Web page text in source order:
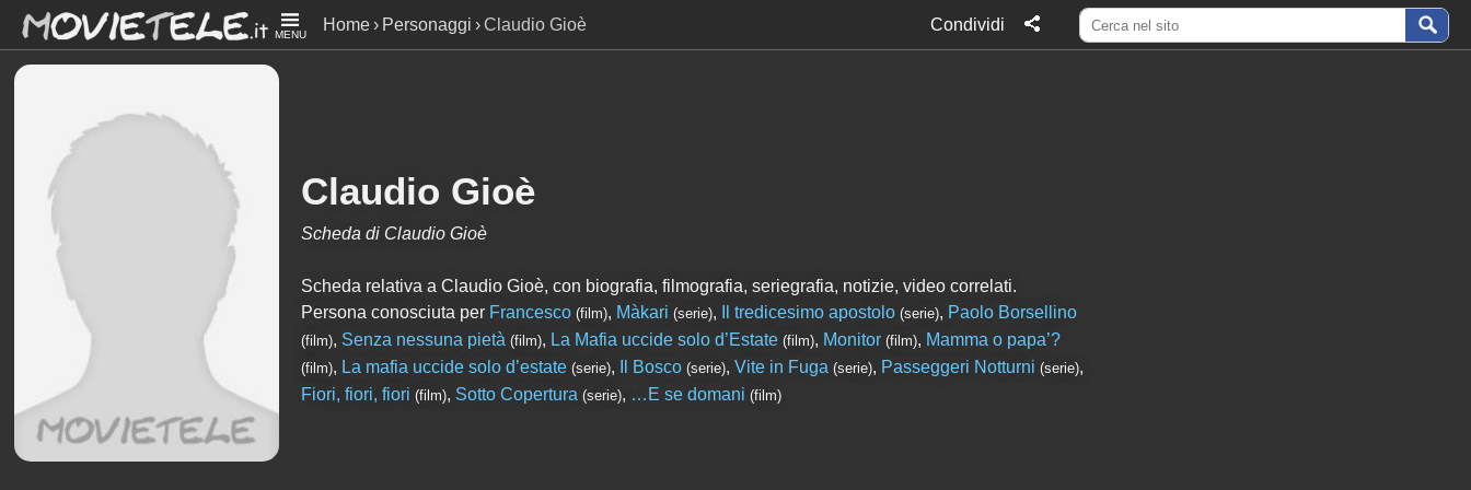
MENU
Home Personaggi Claudio Gioè Condividi
Claudio Gioè
Scheda di Claudio Gioè
Scheda relativa a Claudio Gioè, con biografia, filmografia, seriegrafia, notizie, video correlati.
Persona conosciuta per Francesco (film), Màkari (serie), Il tredicesimo apostolo (serie), Paolo Borsellino
(film), Senza nessuna pietà (film), La Mafia uccide solo d’Estate (film), Monitor (film), Mamma o papa’?
(film), La mafia uccide solo d’estate (serie), Il Bosco (serie), Vite in Fuga (serie), Passeggeri Notturni (serie),
Fiori, fiori, fiori (film), Sotto Copertura (serie), …E se domani (film)